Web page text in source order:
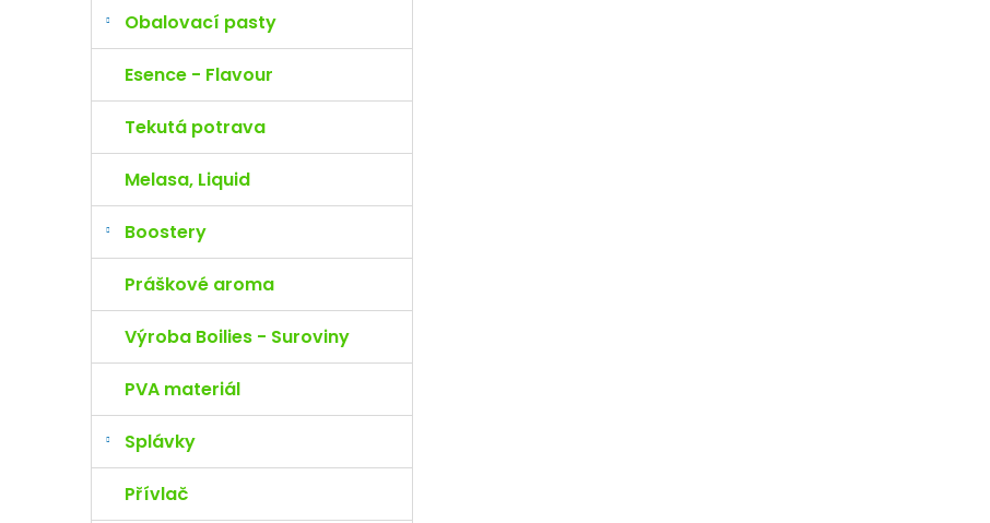
Obalovací pasty
Esence - Flavour
Tekutá potrava
Melasa, Liquid
Boostery
Práškové aroma
Výroba Boilies - Suroviny
PVA materiál
Splávky
Přívlač